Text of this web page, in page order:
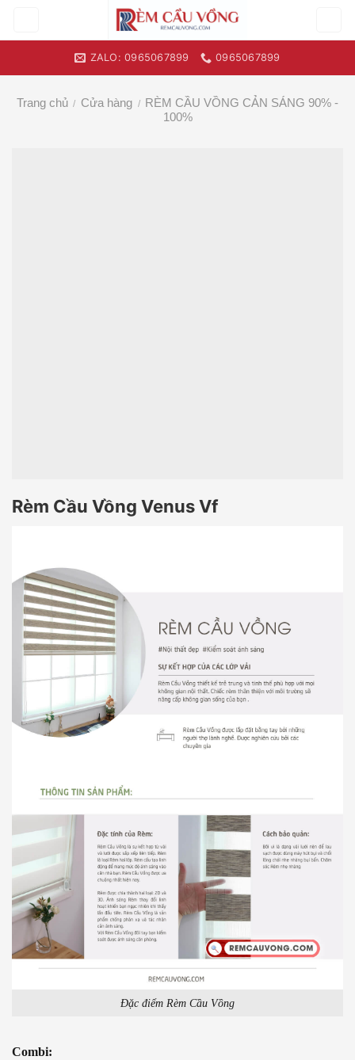
ZALO: 0965067899 0965067899
Trang chủ / Cửa hàng / RÈM CẦU VỒNG CẢN SÁNG 90% -
100%
Rèm Cầu Vồng Venus Vf
Đặc điểm Rèm Cầu Vồng
Combi: